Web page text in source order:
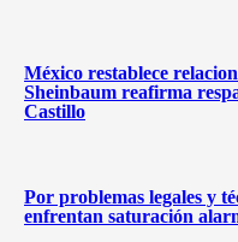
México restablece
Sheinbaum reafirma
Castillo
Por problemas legales y
enfrentan saturación